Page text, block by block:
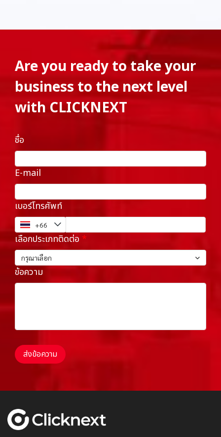
Are you ready to take your
business to the next level
with CLICKNEXT
ชื่อ
E-mail
เบอร์โทรศัพท์
เลือกประเภทติดต่อ
กรุณาเลือก
ข้อความ
ส่งข้อความ